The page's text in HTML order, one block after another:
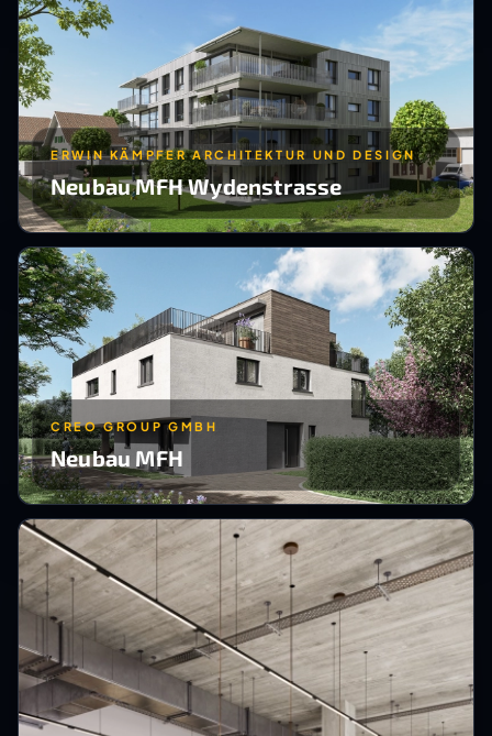
ERWIN KÄMPFER ARCHITEKTUR UND DESIGN
Neubau MFH Wydenstrasse
CREO GROUP GMBH
Neubau MFH